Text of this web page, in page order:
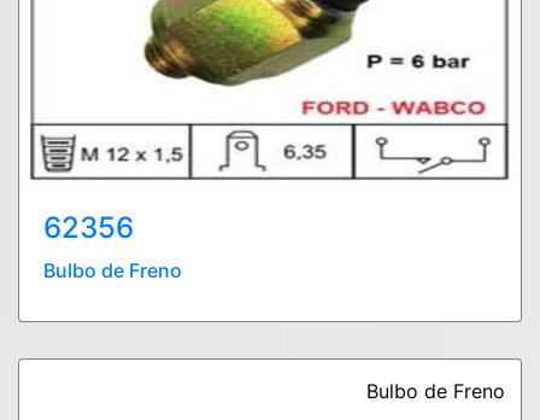
62356
Bulbo de Freno
Bulbo de Freno